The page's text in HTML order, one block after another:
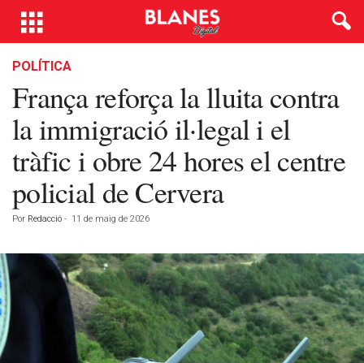
POLÍTICA
França reforça la lluita contra
la immigració il·legal i el
tràfic i obre 24 hores el centre
policial de Cervera
Por Redacció - 11 de maig de 2026